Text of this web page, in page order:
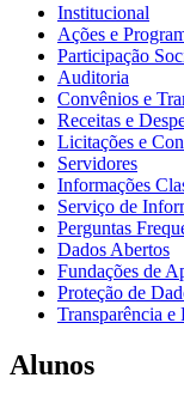
Institucional
Ações e
Participação
Auditoria
Convênios e
Receitas e
Licitações e
Servidores
Informações
Serviço de
Perguntas
Dados Abertos
Fundações de
Proteção de
Transparência e
Alunos